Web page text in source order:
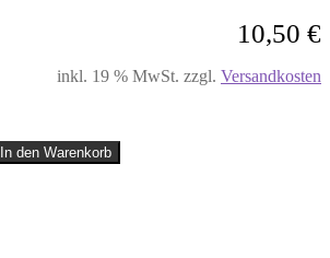
10,50 €
inkl. 19 % MwSt. zzgl. Versandkosten
In den Warenkorb